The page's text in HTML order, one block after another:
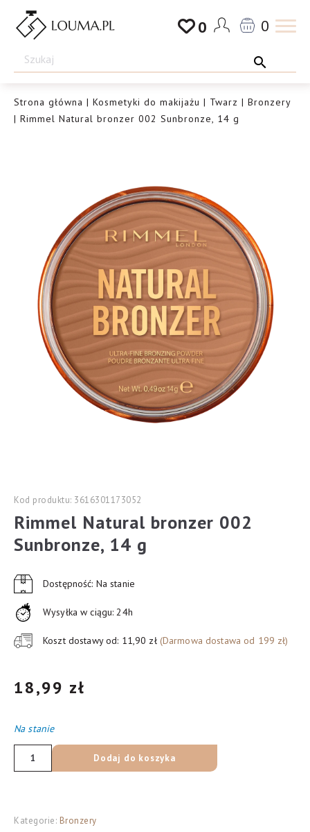
Przejdź
Drogeria
Louma.pl
0 0
Strona główna | Kosmetyki do makijażu | Twarz | Bronzery
| Rimmel Natural bronzer 002 Sunbronze, 14 g
Kod produktu: 3616301173052
Rimmel Natural bronzer 002
Sunbronze, 14 g
Dostępność: Na stanie
Wysyłka w ciągu: 24h
Koszt dostawy od: 11,90 zł (Darmowa dostawa od 199 zł)
18,99 zł
Na stanie
ilość
Rimmel
002
Dodaj do koszyka
Kategorie: Bronzery